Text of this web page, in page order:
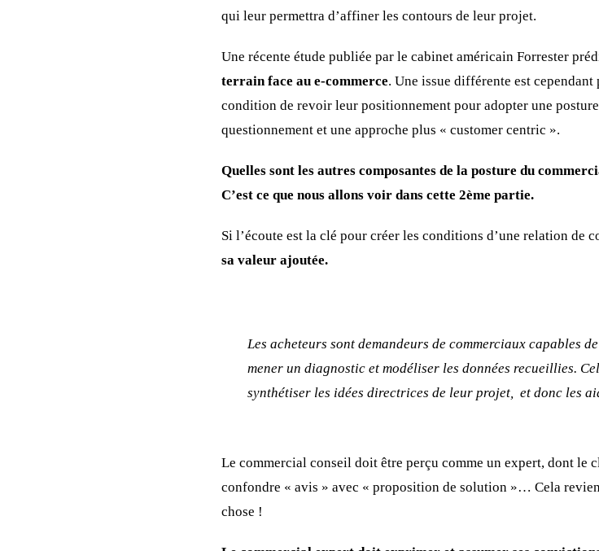
qui leur permettra d’affiner les contours de leur projet.
Une récente étude publiée par le cabinet américain Forrester
terrain face au e-commerce. Une issue différente est
condition de revoir leur positionnement pour adopter une
questionnement et une approche plus « customer centric ».
Quelles sont les autres composantes de la posture du
C’est ce que nous allons voir dans cette 2ème partie.
Si l’écoute est la clé pour créer les conditions d’une relation de
sa valeur ajoutée.
Les acheteurs sont demandeurs de commerciaux capables
mener un diagnostic et modéliser les données recueillies.
synthétiser les idées directrices de leur projet, et donc les
Le commercial conseil doit être perçu comme un expert, dont le
confondre « avis » avec « proposition de solution »… Cela
chose !